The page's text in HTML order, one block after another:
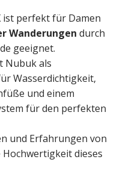
ist perfekt für Damen
Wanderungen durch
geeignet.
Nubuk als
Wasserdichtigkeit,
und einem
für den perfekten
und Erfahrungen von
dieses